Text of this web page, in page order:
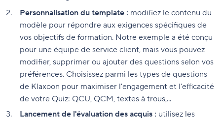
Personnalisation du template : modifiez le contenu du
modèle pour répondre aux exigences spécifiques de
vos objectifs de formation. Notre exemple a été conçu
pour une équipe de service client, mais vous pouvez
modifier, supprimer ou ajouter des questions selon vos
préférences. Choisissez parmi les types de questions
de Klaxoon pour maximiser l'engagement et l'efficacité
de votre Quiz: QCU, QCM, textes à trous,...
Lancement de l'évaluation des acquis : utilisez les